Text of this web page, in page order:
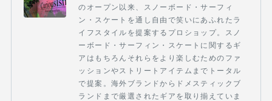
のオープン以来、スノーボード・サーフィ
ン・スケートを通し自由で笑いにあふれたラ
イフスタイルを提案するプロショップ。スノ
ーボード・サーフィン・スケートに関するギ
アはもちろんそれらをより楽しむためのファ
ッションやストリートアイテムまでトータル
で提案。海外ブランドからドメスティックブ
ランドまで厳選されたギアを取り揃えていま